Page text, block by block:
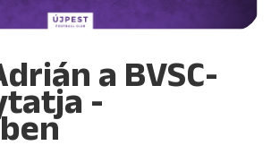
a BVSC-
-